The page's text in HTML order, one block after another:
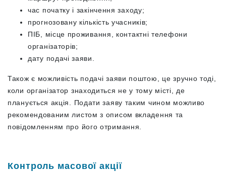
час початку і закінчення заходу;
прогнозовану кількість учасників;
ПІБ, місце проживання, контактні телефони
організаторів;
дату подачі заяви.
Також є можливість подачі заяви поштою, це зручно тоді,
коли організатор знаходиться не у тому місті, де
планується акція. Подати заяву таким чином можливо
рекомендованим листом з описом вкладення та
повідомленням про його отримання.
Контроль масової акції